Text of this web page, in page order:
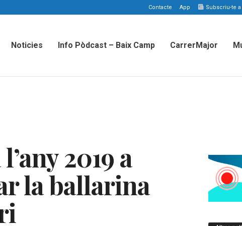
Contacte App Subscriu-te
Noticies Info Pòdcast – Baix Camp CarrerMajor
2019 a
la ballarina